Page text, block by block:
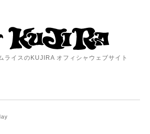
ライスのKUJIRA オフィシャウェブサイト